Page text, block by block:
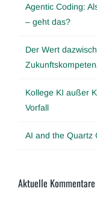
Agentic Coding:
– geht das?
Der Wert
Kollege KI außer
Vorfall
AI and the Quartz
Aktuelle Kommentare